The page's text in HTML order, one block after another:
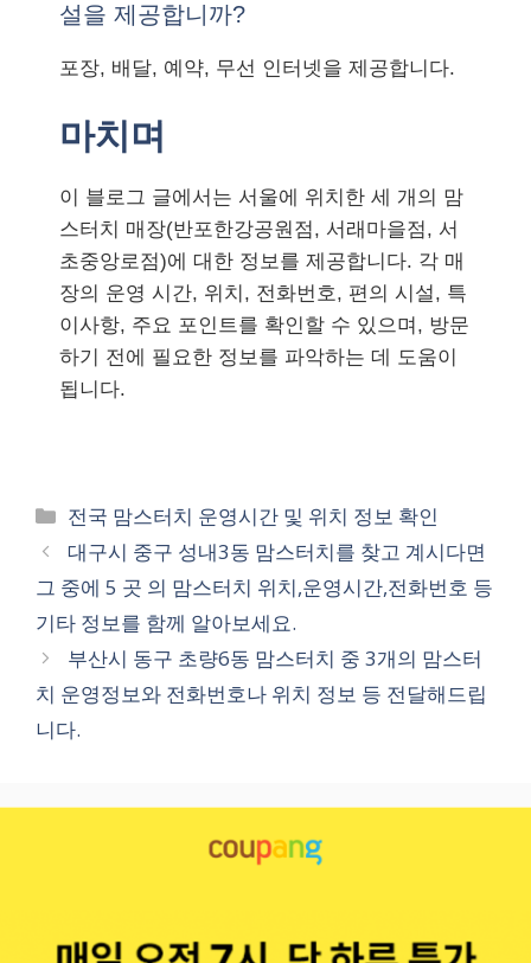
설을 제공합니까?
포장, 배달, 예약, 무선 인터넷을 제공합니다.
마치며
이 블로그 글에서는 서울에 위치한 세 개의 맘
스터치 매장(반포한강공원점, 서래마을점, 서
초중앙로점)에 대한 정보를 제공합니다. 각 매
장의 운영 시간, 위치, 전화번호, 편의 시설, 특
이사항, 주요 포인트를 확인할 수 있으며, 방문
하기 전에 필요한 정보를 파악하는 데 도움이
됩니다.
카
테
고
리
전국 맘스터치 운영시간 및 위치 정보 확인
대구시 중구 성내3동 맘스터치를 찾고 계시다면
그 중에 5 곳 의 맘스터치 위치,운영시간,전화번호 등
기타 정보를 함께 알아보세요.
부산시 동구 초량6동 맘스터치 중 3개의 맘스터
치 운영정보와 전화번호나 위치 정보 등 전달해드립
니다.